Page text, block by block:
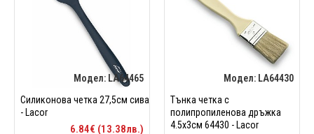
Модел: LA64465
Силиконова четка 27,5см сива
- Lacor
6.84€ (13.38лв.)
Модел: LA64430
Тънка четка с
полипропиленова дръжка
4.5х3см 64430 - Lacor